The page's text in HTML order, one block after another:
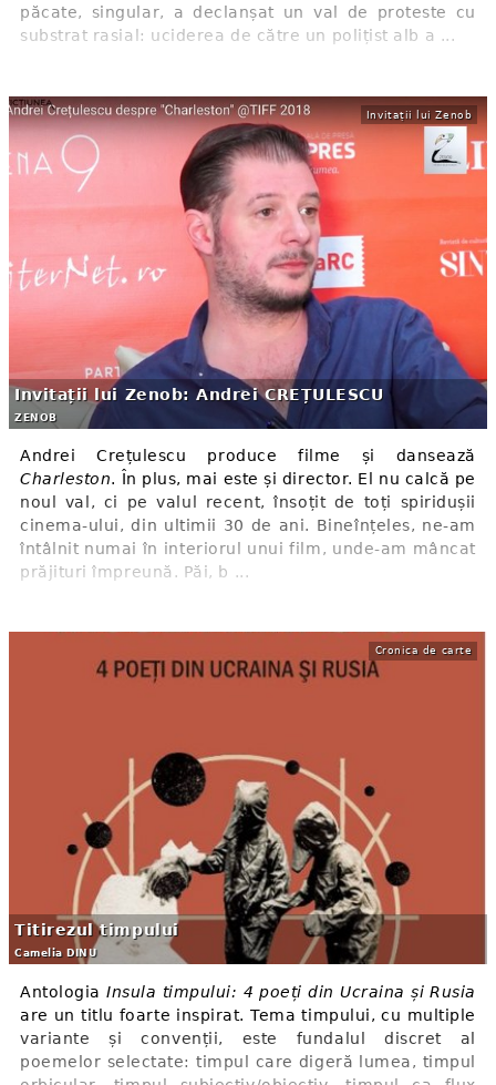
păcate, singular, a declanșat un val de proteste cu
substrat rasial: uciderea de către un polițist alb a ...
Invitații lui Zenob
Invitații lui Zenob: Andrei CREȚULESCU
ZENOB
Andrei Crețulescu produce filme și dansează
Charleston. În plus, mai este și director. El nu calcă pe
noul val, ci pe valul recent, însoțit de toți spiridușii
cinema-ului, din ultimii 30 de ani. Bineînțeles, ne-am
întâlnit numai în interiorul unui film, unde-am mâncat
prăjituri împreună. Păi, b ...
Cronica de carte
Titirezul timpului
Camelia DINU
AntologiaInsula timpului: 4 poeți din Ucraina și Rusia
are un titlu foarte inspirat. Tema timpului, cu multiple
variante și convenții, este fundalul discret al
poemelor selectate: timpul care digeră lumea, timpul